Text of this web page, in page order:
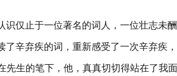
识仅止于一位著名的词人，一位壮志未
辛弃疾的词，重新感受了一次辛弃疾
先生的笔下，他，真真切切得站在了我